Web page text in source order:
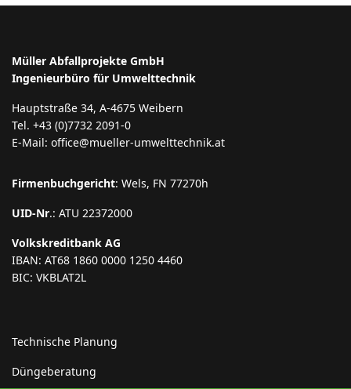
Müller Abfallprojekte GmbH
Ingenieurbüro für Umwelttechnik
Hauptstraße 34, A-4675 Weibern
Tel. +43 (0)7732 2091-0
E-Mail: office@mueller-umwelttechnik.at
Firmenbuchgericht: Wels, FN 77270h
UID-Nr.: ATU 22372000
Volkskreditbank AG
IBAN: AT68 1860 0000 1250 4460
BIC: VKBLAT2L
Technische Planung
Düngeberatung